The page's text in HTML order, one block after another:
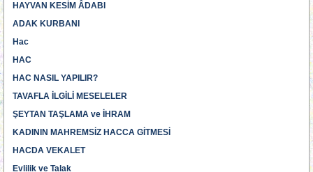
HAYVAN KESİM ÂDABI
ADAK KURBANI
Hac
HAC
HAC NASIL YAPILIR?
TAVAFLA İLGİLİ MESELELER
ŞEYTAN TAŞLAMA ve İHRAM
KADININ MAHREMSİZ HACCA GİTMESİ
HACDA VEKALET
Evlilik ve Talak